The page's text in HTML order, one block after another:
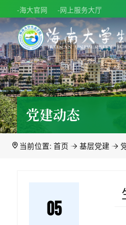
-海大官网 -网上服务大厅
党建动态
当前位置:首页 基层党建
05